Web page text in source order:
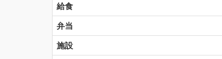
給食
弁当
施設